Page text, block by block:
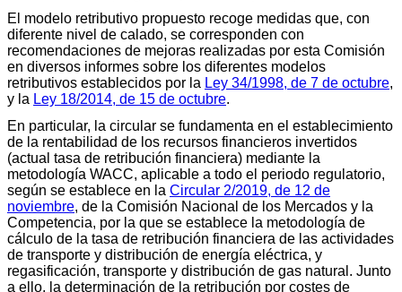
El modelo retributivo propuesto recoge medidas que, con
diferente nivel de calado, se corresponden con
recomendaciones de mejoras realizadas por esta Comisión
en diversos informes sobre los diferentes modelos
retributivos establecidos por la Ley 34/1998, de 7 de octubre,
y la Ley 18/2014, de 15 de octubre.
En particular, la circular se fundamenta en el establecimiento
de la rentabilidad de los recursos financieros invertidos
(actual tasa de retribución financiera) mediante la
metodología WACC, aplicable a todo el periodo regulatorio,
según se establece en la Circular 2/2019, de 12 de
noviembre, de la Comisión Nacional de los Mercados y la
Competencia, por la que se establece la metodología de
cálculo de la tasa de retribución financiera de las actividades
de transporte y distribución de energía eléctrica, y
regasificación, transporte y distribución de gas natural. Junto
a ello, la determinación de la retribución por costes de